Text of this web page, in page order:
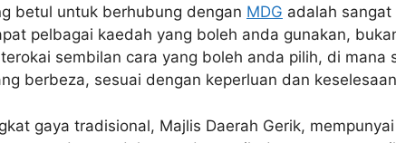
betul untuk berhubung dengan MDG adalah
pelbagai kaedah yang boleh anda gunakan,
sembilan cara yang boleh anda pilih, di mana
berbeza, sesuai dengan keperluan dan